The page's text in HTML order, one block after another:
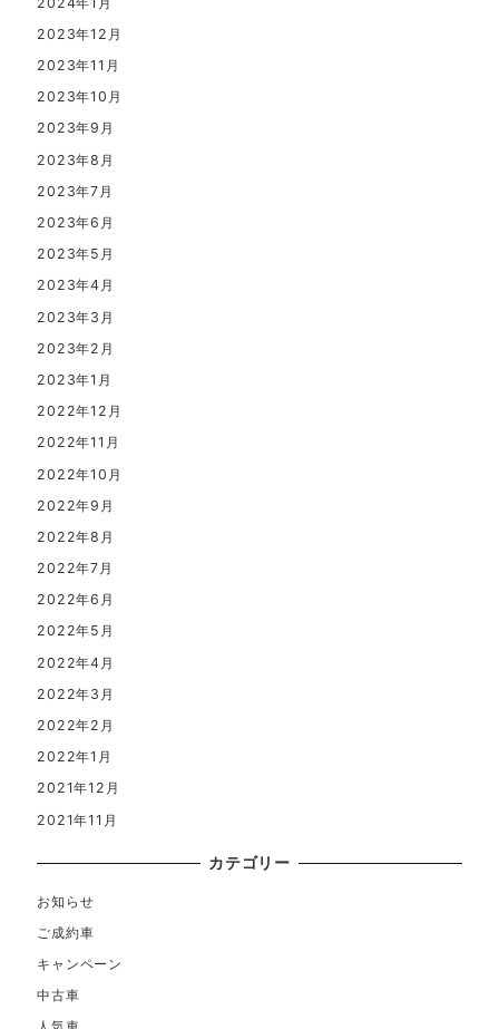
2023年12月
2023年11月
2023年10月
2023年9月
2023年8月
2023年7月
2023年6月
2023年5月
2023年4月
2023年3月
2023年2月
2023年1月
2022年12月
2022年11月
2022年10月
2022年9月
2022年8月
2022年7月
2022年6月
2022年5月
2022年4月
2022年3月
2022年2月
2022年1月
2021年12月
2021年11月
カテゴリー
お知らせ
ご成約車
キャンペーン
中古車